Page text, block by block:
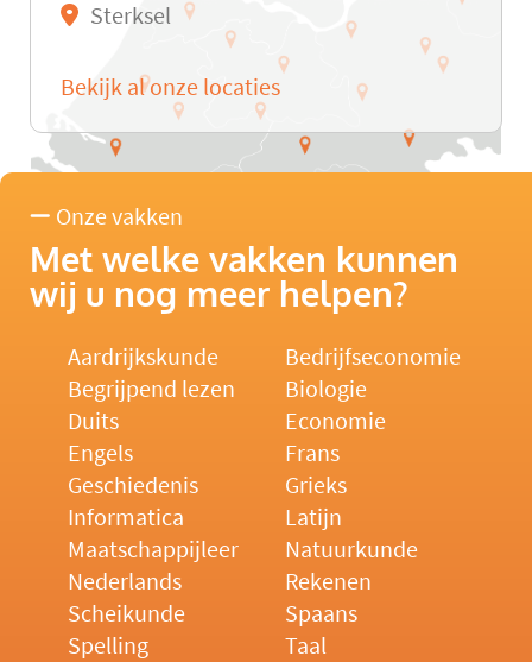
Sterksel
Bekijk al onze locaties
Onze vakken
Met welke vakken kunnen
wij u nog meer helpen?
Aardrijkskunde
Bedrijfseconomie
Begrijpend lezen
Biologie
Duits
Economie
Engels
Frans
Geschiedenis
Grieks
Informatica
Latijn
Maatschappijleer
Natuurkunde
Nederlands
Rekenen
Scheikunde
Spaans
Spelling
Taal